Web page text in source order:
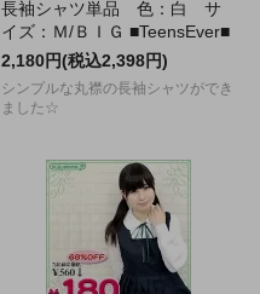
長袖シャツ単品 色：白 サ
イズ：Ｍ/ＢＩＧ ■TeensEver■
2,180円(税込2,398円)
シンプルな丸襟の長袖シャツができ
ました☆